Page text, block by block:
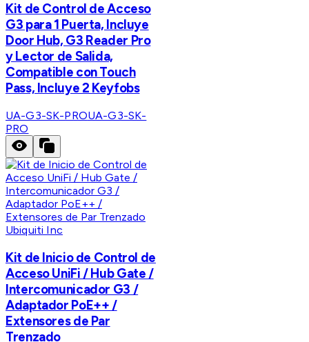
Kit de Control de Acceso
G3 para 1 Puerta, Incluye
Door Hub, G3 Reader Pro
y Lector de Salida,
Compatible con Touch
Pass, Incluye 2 Keyfobs
UA-G3-SK-PROUA-G3-SK-
PRO
Ubiquiti Inc
Kit de Inicio de Control de
Acceso UniFi / Hub Gate /
Intercomunicador G3 /
Adaptador PoE++ /
Extensores de Par
Trenzado